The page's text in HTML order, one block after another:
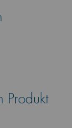
Produkt